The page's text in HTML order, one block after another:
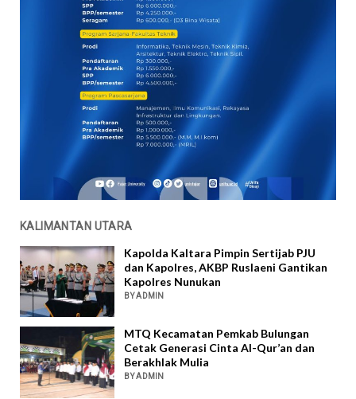
KALIMANTAN UTARA
Kapolda Kaltara Pimpin Sertijab PJU
dan Kapolres, AKBP Ruslaeni Gantikan
Kapolres Nunukan
BY ADMIN
MTQ Kecamatan Pemkab Bulungan
Cetak Generasi Cinta Al-Qur’an dan
Berakhlak Mulia
BY ADMIN